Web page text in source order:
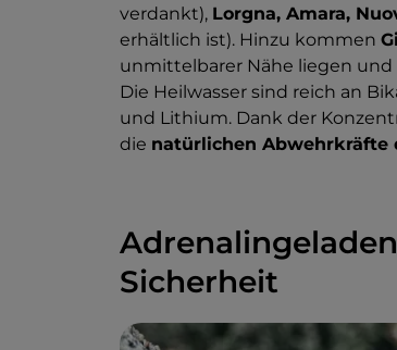
verdankt), Lorgna, Amara,
erhältlich ist). Hinzu kommen
unmittelbarer Nähe liegen
Die Heilwasser sind reich an
und Lithium. Dank der
die natürlichen Abwehrkräfte
Sicherheit